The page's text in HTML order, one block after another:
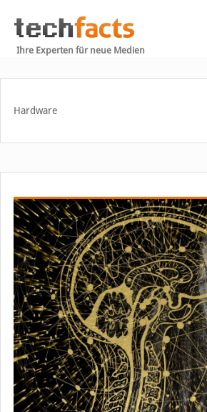
Ihre Experten für neue Medien
Hardware